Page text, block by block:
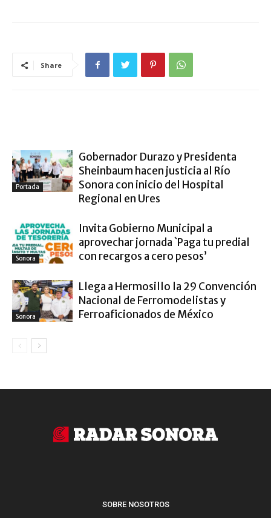
Share
Portada
Gobernador Durazo y Presidenta
Sheinbaum hacen justicia al Río
Sonora con inicio del Hospital
Regional en Ures
Sonora
Invita Gobierno Municipal a
aprovechar jornada `Paga tu predial
con recargos a cero pesos’
Sonora
Llega a Hermosillo la 29 Convención
Nacional de Ferromodelistas y
Ferroaficionados de México
SOBRE NOSOTROS